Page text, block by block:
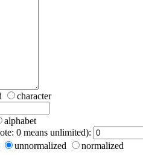
character
alphabet
0 means unlimited):
unnormalized normalized